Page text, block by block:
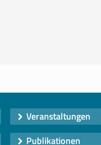
Veranstaltungen
Publikationen